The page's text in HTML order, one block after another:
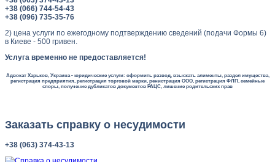
+38 (066) 744-54-43
+38 (096) 735-35-76
2) цена услуги по ежегодному подтверждению сведений (подачи Формы 6)
в Киеве - 500 гривен.
Услуга временно не предоставляется!
Адвокат Харьков, Украина - юридические услуги: оформить развод, взыскать алименты, раздел имущества,
регистрация предприятия, регистрация торговой марки, ренистрация ООО, регистрация ФЛП, семейные
споры, получение дубликатов документов РАЦС, лишение родительских прав
Заказать справку о несудимости
+38 (063) 374-43-13